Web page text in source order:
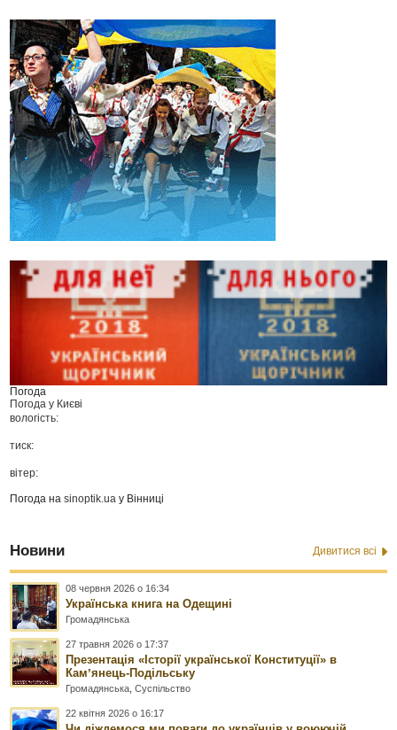
Погода
Погода у Києві
вологість:
тиск:
вітер:
Погода наsinoptik.ua у Вінниці
Новини Дивитися всі
08 червня 2026 о 16:34
Українська книга на Одещині
Громадянська
27 травня 2026 о 17:37
Презентація «Історії української Конституції» в
Камʼянець-Подільську
Громадянська ,Суспільство
22 квітня 2026 о 16:17